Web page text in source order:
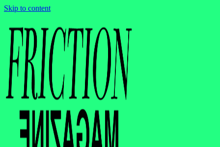
Skip to content